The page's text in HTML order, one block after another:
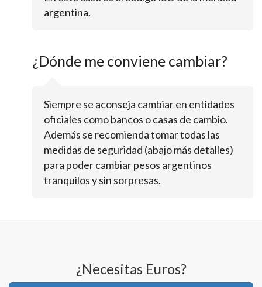
argentina.
¿Dónde me conviene cambiar?
Siempre se aconseja cambiar en entidades
oficiales como bancos o casas de cambio.
Además se recomienda tomar todas las
medidas de seguridad (abajo más detalles)
para poder cambiar pesos argentinos
tranquilos y sin sorpresas.
¿Necesitas Euros?